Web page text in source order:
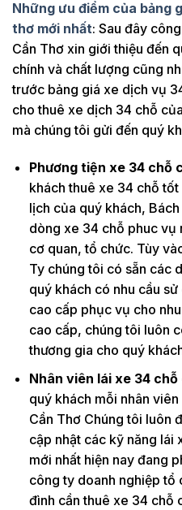
Những ưu điểm của bảng
thơ mới nhất: Sau đây
Cần Thơ xin giới thiệu đến
chính và chất lượng cũng
trước bảng giá xe dịch vụ
cho thuê xe dịch 34 chỗ
mà chúng tôi gửi đến quý
Phương tiện xe 34 chỗ
khách thuê xe 34 chỗ
lịch của quý khách,
dòng xe 34 chỗ phuc vụ
cơ quan, tổ chức. Tùy
Ty chúng tôi có sẵn các
quý khách có nhu cầu
cao cấp phục vụ cho
cao cấp, chúng tôi luôn
thương gia cho quý
Nhân viên lái xe 34
quý khách mỗi nhân
Cần Thơ Chúng tôi luôn
cập nhật các kỹ năng lái
mới nhất hiện nay đang
công ty doanh nghiệp tổ
đình cần thuê xe 34 chỗ